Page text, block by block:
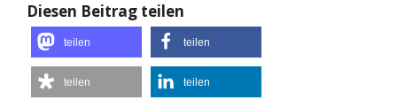
Diesen Beitrag teilen
teilen teilen
teilen teilen